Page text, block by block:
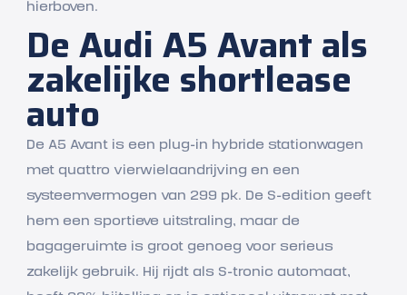
hierboven.
De Audi A5 Avant als
zakelijke shortlease
auto
De A5 Avant is een plug-in hybride stationwagen
met quattro vierwielaandrijving en een
systeemvermogen van 299 pk. De S-edition geeft
hem een sportieve uitstraling, maar de
bagageruimte is groot genoeg voor serieus
zakelijk gebruik. Hij rijdt als S-tronic automaat,